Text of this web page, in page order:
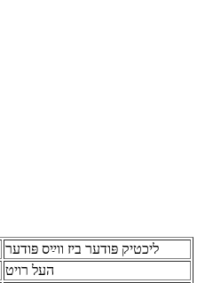
ליכטיק פּודער ביז ווײַס פּודער
העל רויט